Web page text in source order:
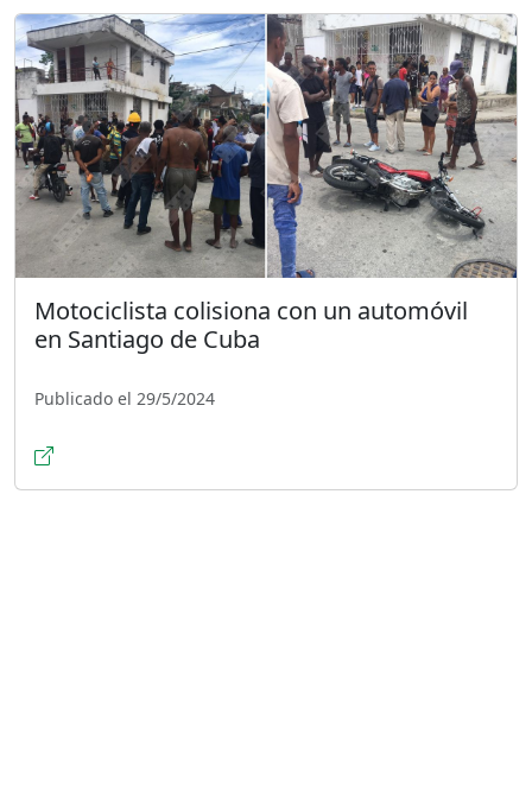
Motociclista colisiona con un automóvil
en Santiago de Cuba
Publicado el 29/5/2024